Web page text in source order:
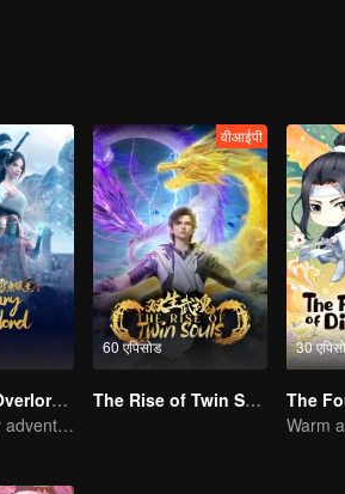
Legendary Overlord S2
Extraordinary adventure, a teenager reborn from adversity.
60 एपिसोड
वीआईपी
The Rise of Twin Souls
30